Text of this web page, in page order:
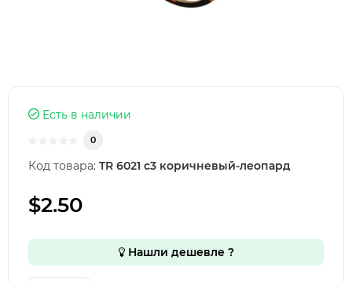
Есть в наличии
0
Код товара: TR 6021 с3 коричневый-леопард
$2.50
Нашли дешевле ?